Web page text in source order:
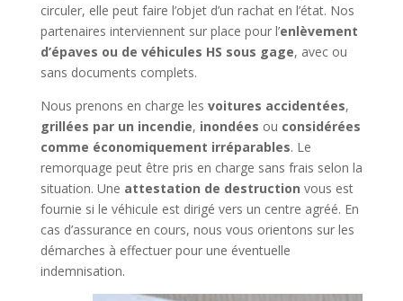
circuler, elle peut faire l’objet d’un rachat en l’état. Nos
partenaires interviennent sur place pour l’enlèvement
d’épaves ou de véhicules HS sous gage, avec ou
sans documents complets.
Nous prenons en charge les voitures accidentées,
grillées par un incendie, inondées ou considérées
comme économiquement irréparables. Le
remorquage peut être pris en charge sans frais selon la
situation. Une attestation de destruction vous est
fournie si le véhicule est dirigé vers un centre agréé. En
cas d’assurance en cours, nous vous orientons sur les
démarches à effectuer pour une éventuelle
indemnisation.